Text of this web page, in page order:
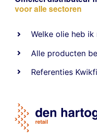
voor alle sectoren
Welke olie heb ik
Alle producten
Referenties